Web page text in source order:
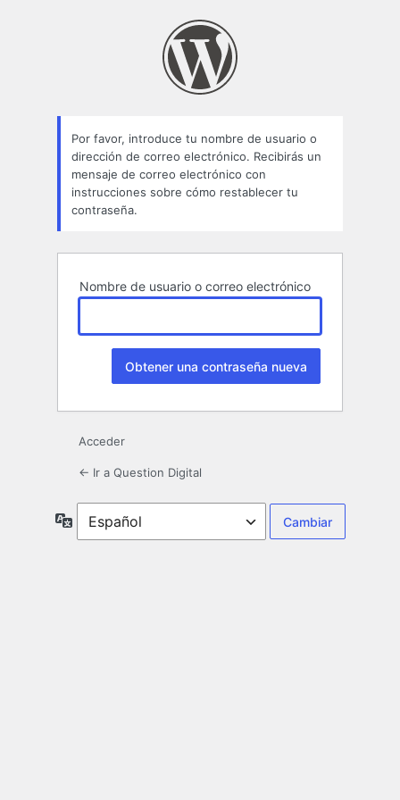
Por favor, introduce tu nombre de usuario o
dirección de correo electrónico. Recibirás un
mensaje de correo electrónico con
instrucciones sobre cómo restablecer tu
contraseña.
Nombre de usuario o correo electrónico
Acceder
← Ir a Question Digital
Idioma